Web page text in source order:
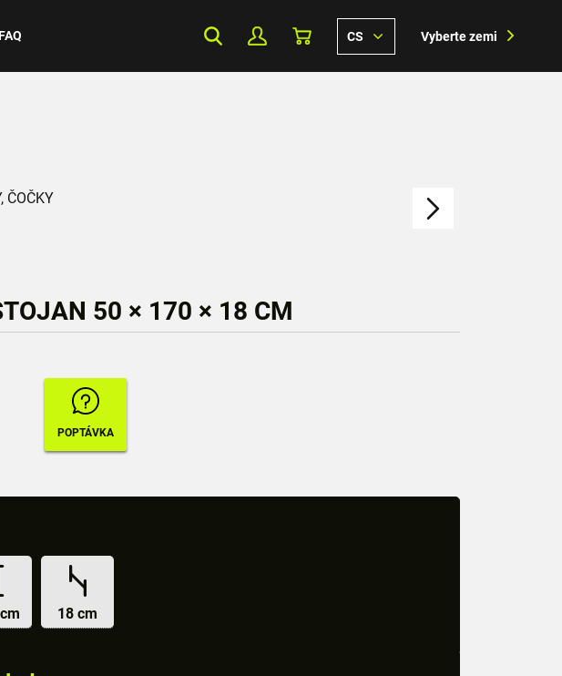
CS Vyberte zemi
ČOČKY
50 × 170 × 18 CM
18 cm